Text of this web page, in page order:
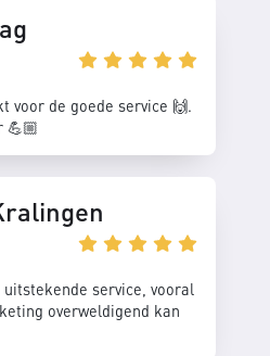
voor de goede service 🙌.
💪🏼
service, vooral
overweldigend kan